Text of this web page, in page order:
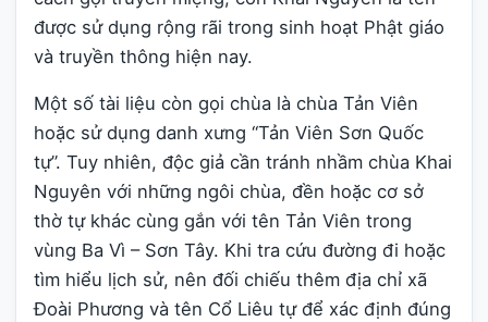
được sử dụng rộng rãi trong sinh hoạt Phật giáo
và truyền thông hiện nay.
Một số tài liệu còn gọi chùa là chùa Tản Viên
hoặc sử dụng danh xưng “Tản Viên Sơn Quốc
tự”. Tuy nhiên, độc giả cần tránh nhầm chùa Khai
Nguyên với những ngôi chùa, đền hoặc cơ sở
thờ tự khác cùng gắn với tên Tản Viên trong
vùng Ba Vì – Sơn Tây. Khi tra cứu đường đi hoặc
tìm hiểu lịch sử, nên đối chiếu thêm địa chỉ xã
Đoài Phương và tên Cổ Liêu tự để xác định đúng